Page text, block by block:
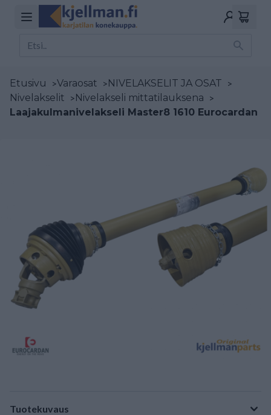
Etusivu >Varaosat >NIVELAKSELIT JA OSAT >
Nivelakselit >Nivelakseli mittatilauksena >
Laajakulmanivelakseli Master8 1610 Eurocardan
Tuotekuvaus